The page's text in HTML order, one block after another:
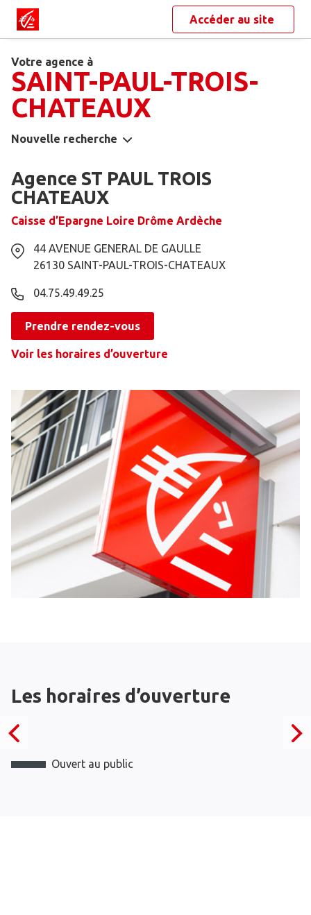
Accéder au site
Votre agence à
SAINT-PAUL-TROIS-
CHATEAUX
Nouvelle recherche
Agence ST PAUL TROIS
CHATEAUX
Caisse d’Epargne Loire Drôme Ardèche
44 AVENUE GENERAL DE GAULLE
26130 SAINT-PAUL-TROIS-CHATEAUX
04.75.49.49.25
Prendre rendez-vous
Voir les horaires d’ouverture
Les horaires d’ouverture
Ouvert au public